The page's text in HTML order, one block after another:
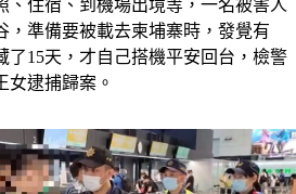
、住宿、到機場出境等，一名被害人
，準備要被載去柬埔寨時，發覺有
了15天，才自己搭機平安回台，檢警
女逮捕歸案。